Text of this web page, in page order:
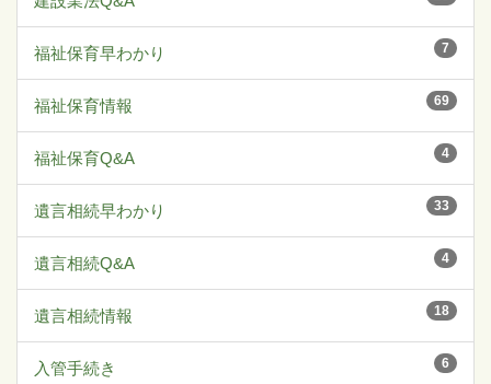
7
福祉保育早わかり
69
福祉保育情報
4
福祉保育Q&A
33
遺言相続早わかり
4
遺言相続Q&A
18
遺言相続情報
6
入管手続き